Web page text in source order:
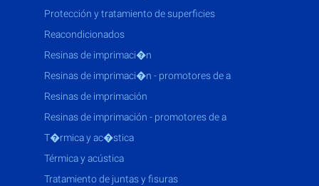
protección y tratamiento de superficies
reacondicionados
resinas de imprimaci�n
resinas de imprimaci�n - promotores de a
resinas de imprimación
resinas de imprimación - promotores de a
t�rmica y ac�stica
térmica y acústica
tratamiento de juntas y fisuras